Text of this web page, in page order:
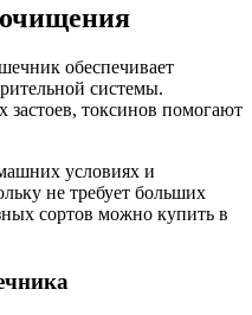
обеспечивает
системы.
застоев, токсинов помогают
условиях и
не требует больших
сортов можно купить в